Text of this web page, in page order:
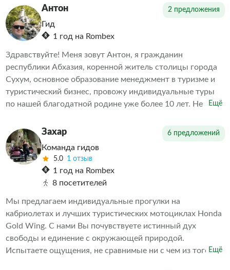
впечатления от проведенных экскурсий другими
организаторами. Делаем всё возможное, чтобы наши
клиенты остались довольны. А дальше выбор за вами
Антон 2 предложения
Гид
1 год на Rombex
Здравствуйте! Меня зовут Антон, я гражданин
республики Абхазия, коренной житель столицы города
Сухум, основное образование менеджмент в туризме и
туристический бизнес, провожу индивидуальные туры
по нашей благодатной родине уже более 10 лет. Не
страной, с культурой, бытом и историей титульной нации
и многонационального народа Абхазии. На этой
экскурсии будут учитаны все Ваши пожелания и
выполнены по мере возможности, точное время выезда,
маршрут и все нюансы места встречи оговариваются и
Страну Души!!!
Ещё
Захар 6 предложений
Команда гидов
5.0 1 отзыв
1 год на Rombex
8 посетителей
Мы предлагаем индивидуальные прогулки на
кабриолетах и лучших туристических мотоциклах Honda
Gold Wing. С нами Вы почувствуете истинный дух
свободы и единение с окружающей природой.
Испытаете ощущения, не сравнимые ни с чем из того,Ещё